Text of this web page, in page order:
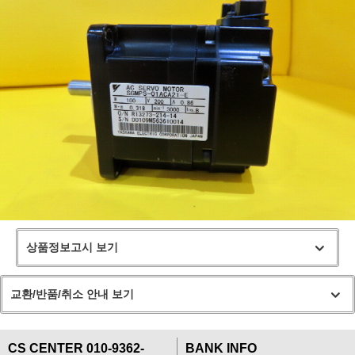
상품정보고시 보기
교환/반품/취소 안내 보기
CS CENTER 010-9362- BANK INFO